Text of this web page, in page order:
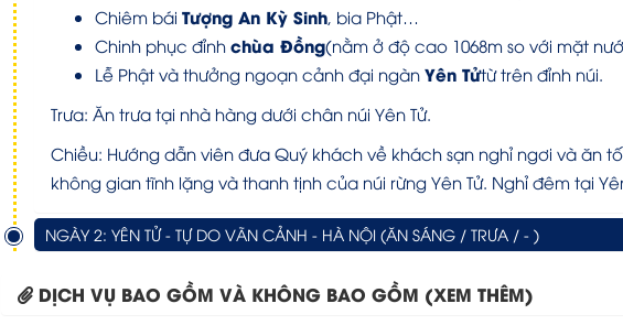
Chiêm bái Tượng An Kỳ Sinh, bia Phật…
Chinh phục đỉnh chùa Đồng(nằm ở độ cao 1068m so với mặt
Lễ Phật và thưởng ngoạn cảnh đại ngàn Yên Tửtừ trên đỉnh núi.
Trưa: Ăn trưa tại nhà hàng dưới chân núi Yên Tử.
Chiều: Hướng dẫn viên đưa Quý khách về khách sạn nghỉ ngơi và ăn
không gian tĩnh lặng và thanh tịnh của núi rừng Yên Tử. Nghỉ đêm tại
NGÀY 2: YÊN TỬ - TỰ DO VÃN CẢNH - HÀ NỘI (ĂN SÁNG / TRƯA / - )
DỊCH VỤ BAO GỒM VÀ KHÔNG BAO GỒM (XEM THÊM)